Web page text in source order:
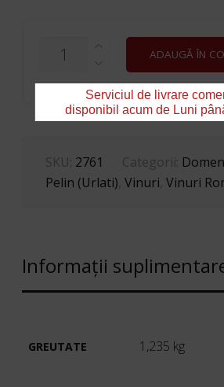
URLATI
ROZ
ADAUGĂ ÎN
SKU: 2761 Categorii:
Pelin (Urlati) ,Vinuri ,Vinuri
Informații
GREUTATE 1,235 kg
Serviciul de livrare
disponibil acum de Luni